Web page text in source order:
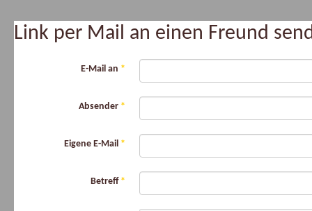
Link per Mail an einen Freund
E-Mail an *
Absender *
Eigene E-Mail *
Betreff*